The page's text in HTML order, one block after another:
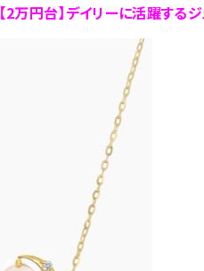
【2万円台】デイリーに活躍する